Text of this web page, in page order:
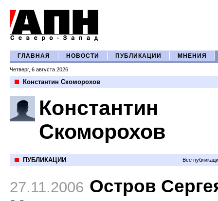
ГЛАВНАЯ НОВОСТИ ПУБЛИКАЦИИ МНЕНИЯ
Четверг, 6 августа 2026
Константин Скоморохов
Константин
Скоморохов
ПУБЛИКАЦИИ Все
27.11.2006 Остров